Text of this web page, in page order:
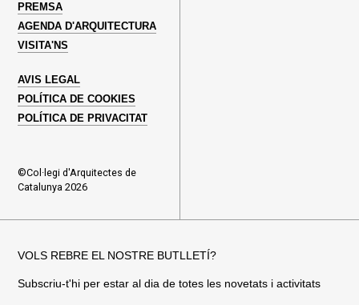
PREMSA
AGENDA D'ARQUITECTURA
VISITA'NS
AVIS LEGAL
POLÍTICA DE COOKIES
POLÍTICA DE PRIVACITAT
©Col·legi d'Arquitectes de
Catalunya 2026
VOLS REBRE EL NOSTRE BUTLLETÍ?
Subscriu-t'hi per estar al dia de totes les novetats i activitats